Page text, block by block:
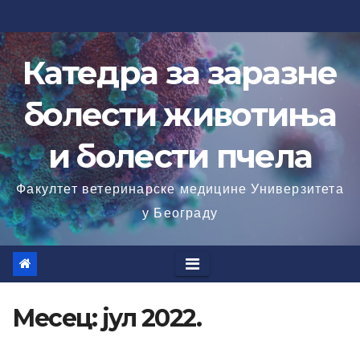
to
contentКатедра за заразне
болести животиња
и болести пчела
Факултет ветеринарске медицине Универзитета
у Београду
Месец: јул 2022.